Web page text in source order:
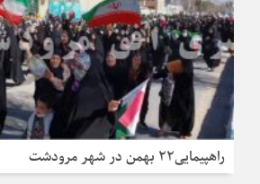
راهپیمایی۲۲ بهمن در شهر مرودشت